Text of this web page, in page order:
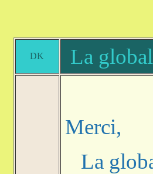
DK La
Merci,
La